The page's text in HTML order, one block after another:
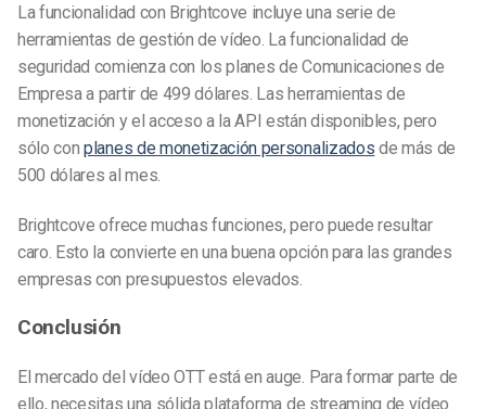
La funcionalidad con Brightcove incluye una serie de
herramientas de gestión de vídeo. La funcionalidad de
seguridad comienza con los planes de Comunicaciones de
Empresa a partir de 499 dólares. Las herramientas de
monetización y el acceso a la API están disponibles, pero
sólo conplanes de monetización personalizados de más de
500 dólares al mes.
Brightcove ofrece muchas funciones, pero puede resultar
caro. Esto la convierte en una buena opción para las grandes
empresas con presupuestos elevados.
Conclusión
El mercado del vídeo OTT está en auge. Para formar parte de
ello, necesitas una sólida plataforma de streaming de vídeo.